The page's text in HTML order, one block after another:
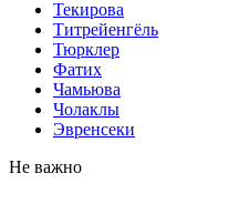
Текирова
Титрейенгёль
Тюрклер
Фатих
Чамьюва
Чолаклы
Эвренсеки
Не важно